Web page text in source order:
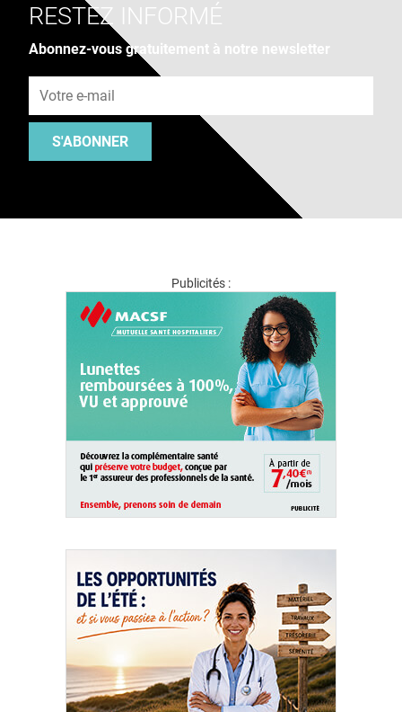
RESTEZ INFORMÉ
Abonnez-vous gratuitement à notre newsletter
S'ABONNER
Publicités :